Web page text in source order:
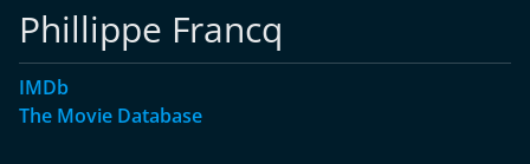
Phillippe Francq
IMDb
The Movie Database